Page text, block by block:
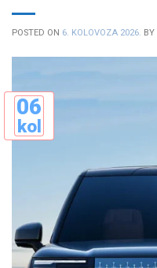
POSTED ON 6. KOLOVOZA 2026. BY
06
kol